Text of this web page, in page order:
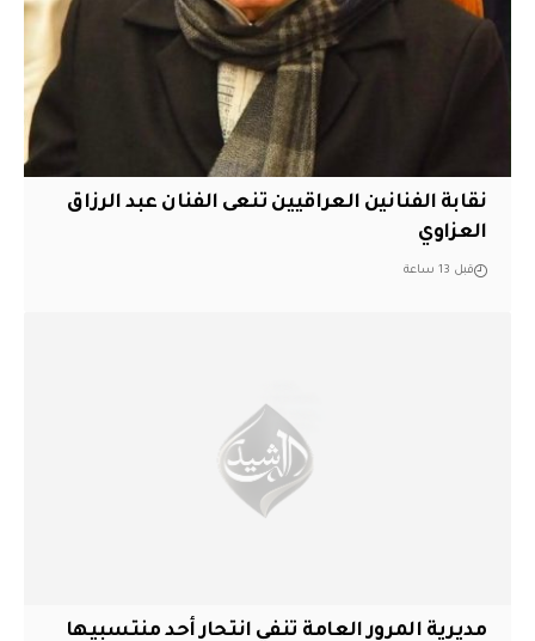
نقابة الفنانين العراقيين تنعى الفنان عبد الرزاق
العزاوي
قبل 13 ساعة
مديرية المرور العامة تنفي انتحار أحد منتسبيها